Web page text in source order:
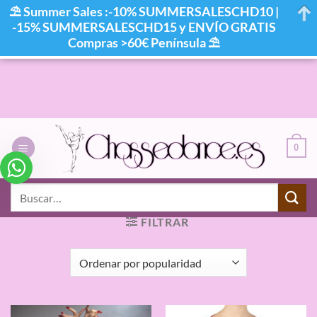
0
INICIO / PRODUCTOS ETIQUETADOS “CHAQUETA
FILTRAR
⛱ Summer Sales :-10% SUMMERSALESCHD10 |
-15% SUMMERSALESCHD15 y ENVÍO GRATIS
Compras >60€ Península ⛱